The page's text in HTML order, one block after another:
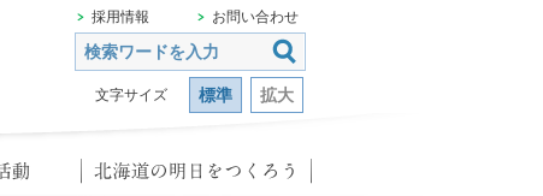
文字サイズ 標準 拡大
採用情報 お問い合わせ